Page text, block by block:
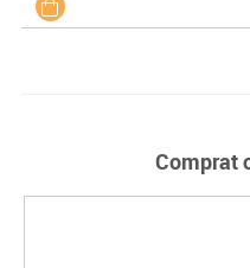
Comprat